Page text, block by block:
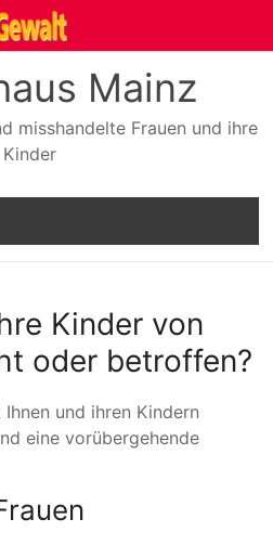
Mainz
misshandelte Frauen und ihre
Kinder
Kinder von
oder betroffen?
und ihren Kindern
eine vorübergehende